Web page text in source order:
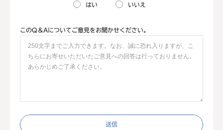
はい いいえ
このQ＆Aについてご意見をお聞かせください。
送信